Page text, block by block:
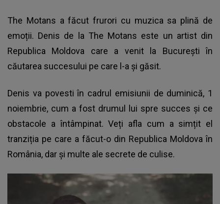
The Motans a făcut frurori cu muzica sa plină de
emoții. Denis de la The Motans este un artist din
Republica Moldova care a venit la București în
căutarea succesului pe care l-a și găsit.
Denis va povesti în cadrul emisiunii de duminică, 1
noiembrie, cum a fost drumul lui spre succes și ce
obstacole a întâmpinat. Veți afla cum a simțit el
tranziția pe care a făcut-o din Republica Moldova în
România, dar și multe ale secrete de culise.